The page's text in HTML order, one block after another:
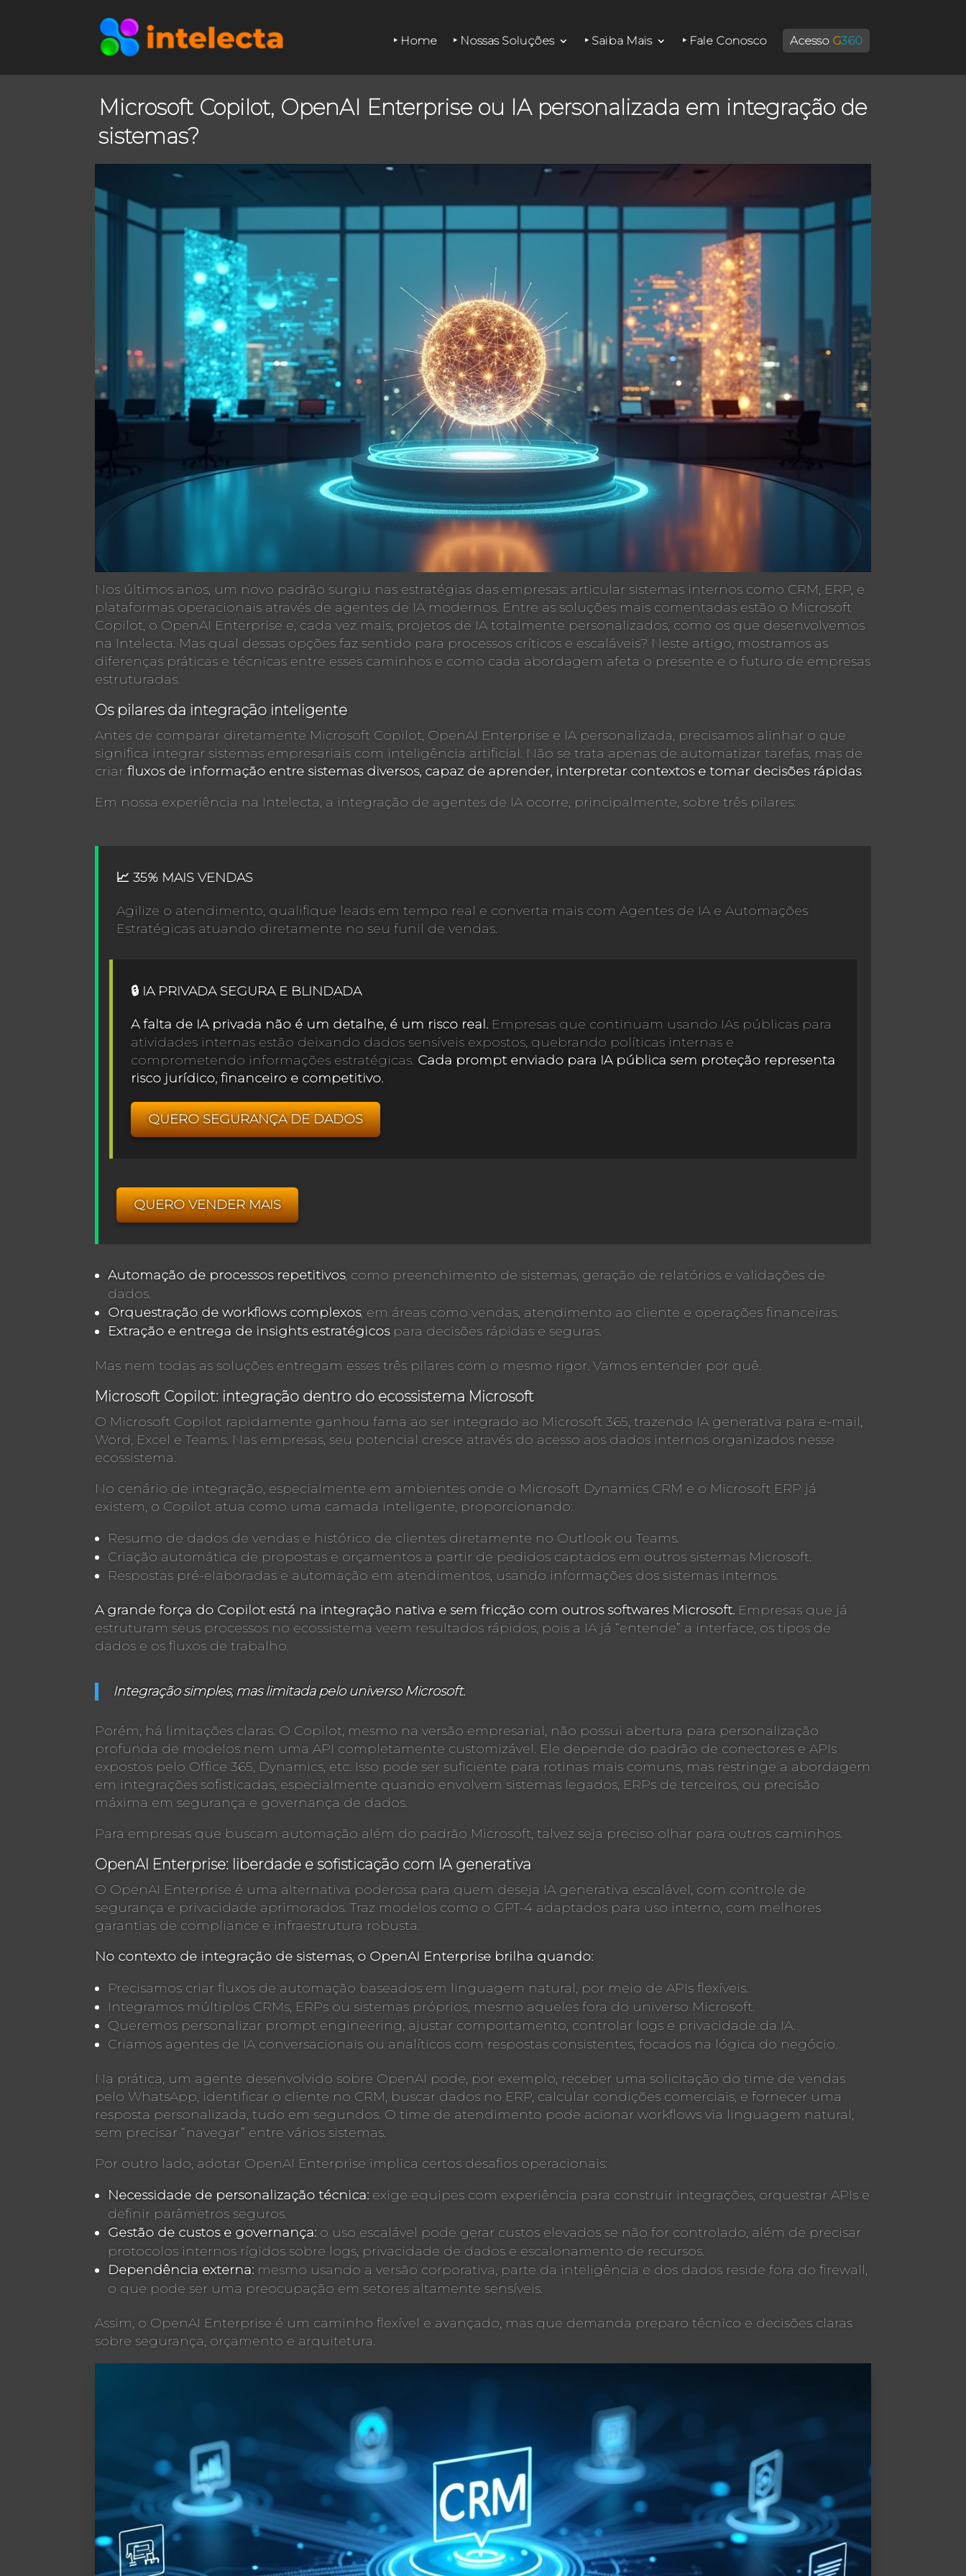
‣ Home ‣ Nossas Soluções ‣ Saiba Mais ‣ Fale Conosco Acesso G360
Microsoft Copilot, OpenAI Enterprise ou IA personalizada em integração de
sistemas?
Nos últimos anos, um novo padrão surgiu nas estratégias das empresas: articular sistemas internos como CRM, ERP, e
plataformas operacionais através de agentes de IA modernos. Entre as soluções mais comentadas estão o Microsoft
Copilot, o OpenAI Enterprise e, cada vez mais, projetos de IA totalmente personalizados, como os que desenvolvemos
na Intelecta. Mas qual dessas opções faz sentido para processos críticos e escaláveis? Neste artigo, mostramos as
diferenças práticas e técnicas entre esses caminhos e como cada abordagem afeta o presente e o futuro de empresas
estruturadas.
Os pilares da integração inteligente
Antes de comparar diretamente Microsoft Copilot, OpenAI Enterprise e IA personalizada, precisamos alinhar o que
significa integrar sistemas empresariais com inteligência artificial. Não se trata apenas de automatizar tarefas, mas de
criar fluxos de informação entre sistemas diversos, capaz de aprender, interpretar contextos e tomar decisões rápidas.
Em nossa experiência na Intelecta, a integração de agentes de IA ocorre, principalmente, sobre três pilares:
📈 35% MAIS VENDAS
Agilize o atendimento, qualifique leads em tempo real e converta mais com Agentes de IA e Automações
Estratégicas atuando diretamente no seu funil de vendas.
🔒 IA PRIVADA SEGURA E BLINDADA
A falta de IA privada não é um detalhe, é um risco real. Empresas que continuam usando IAs públicas para
atividades internas estão deixando dados sensíveis expostos, quebrando políticas internas e
comprometendo informações estratégicas. Cada prompt enviado para IA pública sem proteção representa
risco jurídico, financeiro e competitivo.
QUERO SEGURANÇA DE DADOS
QUERO VENDER MAIS
Automação de processos repetitivos, como preenchimento de sistemas, geração de relatórios e validações de
dados.
Orquestração de workflows complexos, em áreas como vendas, atendimento ao cliente e operações financeiras.
Extração e entrega de insights estratégicospara decisões rápidas e seguras.
Mas nem todas as soluções entregam esses três pilares com o mesmo rigor. Vamos entender por quê.
Microsoft Copilot: integração dentro do ecossistema Microsoft
O Microsoft Copilot rapidamente ganhou fama ao ser integrado ao Microsoft 365, trazendo IA generativa para e-mail,
Word, Excel e Teams. Nas empresas, seu potencial cresce através do acesso aos dados internos organizados nesse
ecossistema.
No cenário de integração, especialmente em ambientes onde o Microsoft Dynamics CRM e o Microsoft ERP já
existem, o Copilot atua como uma camada inteligente, proporcionando:
Resumo de dados de vendas e histórico de clientes diretamente no Outlook ou Teams.
Criação automática de propostas e orçamentos a partir de pedidos captados em outros sistemas Microsoft.
Respostas pré-elaboradas e automação em atendimentos, usando informações dos sistemas internos.
A grande força do Copilot está na integração nativa e sem fricção com outros softwares Microsoft. Empresas que já
estruturam seus processos no ecossistema veem resultados rápidos, pois a IA já “entende” a interface, os tipos de
dados e os fluxos de trabalho.
Integração simples, mas limitada pelo universo Microsoft.
Porém, há limitações claras. O Copilot, mesmo na versão empresarial, não possui abertura para personalização
profunda de modelos nem uma API completamente customizável. Ele depende do padrão de conectores e APIs
expostos pelo Office 365, Dynamics, etc. Isso pode ser suficiente para rotinas mais comuns, mas restringe a abordagem
em integrações sofisticadas, especialmente quando envolvem sistemas legados, ERPs de terceiros, ou precisão
máxima em segurança e governança de dados.
Para empresas que buscam automação além do padrão Microsoft, talvez seja preciso olhar para outros caminhos.
OpenAI Enterprise: liberdade e sofisticação com IA generativa
O OpenAI Enterprise é uma alternativa poderosa para quem deseja IA generativa escalável, com controle de
segurança e privacidade aprimorados. Traz modelos como o GPT-4 adaptados para uso interno, com melhores
garantias de compliance e infraestrutura robusta.
No contexto de integração de sistemas, o OpenAI Enterprise brilha quando:
Precisamos criar fluxos de automação baseados em linguagem natural, por meio de APIs flexíveis.
Integramos múltiplos CRMs, ERPs ou sistemas próprios, mesmo aqueles fora do universo Microsoft.
Queremos personalizar prompt engineering, ajustar comportamento, controlar logs e privacidade da IA.
Criamos agentes de IA conversacionais ou analíticos com respostas consistentes, focados na lógica do negócio.
Na prática, um agente desenvolvido sobre OpenAI pode, por exemplo, receber uma solicitação do time de vendas
pelo WhatsApp, identificar o cliente no CRM, buscar dados no ERP, calcular condições comerciais, e fornecer uma
resposta personalizada, tudo em segundos. O time de atendimento pode acionar workflows via linguagem natural,
sem precisar “navegar” entre vários sistemas.
Por outro lado, adotar OpenAI Enterprise implica certos desafios operacionais:
Necessidade de personalização técnica: exige equipes com experiência para construir integrações, orquestrar APIs e
definir parâmetros seguros.
Gestão de custos e governança: o uso escalável pode gerar custos elevados se não for controlado, além de precisar
protocolos internos rígidos sobre logs, privacidade de dados e escalonamento de recursos.
Dependência externa: mesmo usando a versão corporativa, parte da inteligência e dos dados reside fora do firewall,
o que pode ser uma preocupação em setores altamente sensíveis.
Assim, o OpenAI Enterprise é um caminho flexível e avançado, mas que demanda preparo técnico e decisões claras
sobre segurança, orçamento e arquitetura.